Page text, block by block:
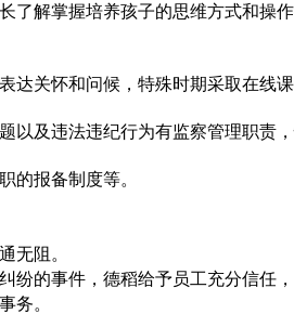
解掌握培养孩子的思维方式和操
达关怀和问候，特殊时期采取在线
及违法违纪行为有监察管理职责
的报备制度等。
无阻。
的事件，德稻给予员工充分信任，
务。